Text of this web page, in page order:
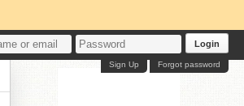
Login
Forgot password
Sign Up